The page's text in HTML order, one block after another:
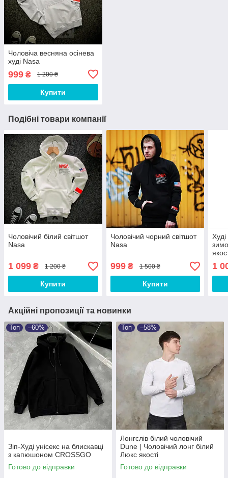
Чоловіча весняна осінева
худі Nasa
999 ₴ 1 200 ₴
Купити
Подібні товари компанії
Чоловічий білий світшот
Nasa
1 099 ₴ 1 200 ₴
Купити
Чоловічий чорний світшот
Nasa
999₴ 1 500 ₴
Купити
1
Акційні пропозиції та новинки
Топ –60%
Зіп-Худі унісекс на блискавці
з капюшоном CROSSGO
Готово до відправки
Топ –58%
Лонгслів білий чоловічий
Dune | Чоловічий лонг білий
Люкс якості
Готово до відправки